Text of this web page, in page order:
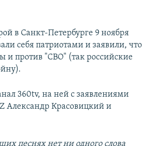
в Санкт-Петербурге 9 ноября
себя патриотами и заявили, что
и против "СВО" (так российские
360tv, на ней с заявлениями
Александр Красовицкий и
песнях нет ни одного слова